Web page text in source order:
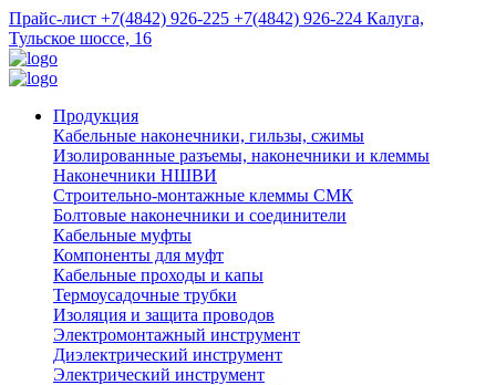
Прайс-лист +7(4842) 926-225 +7(4842) 926-224 Калуга,
Тульское шоссе, 16
Продукция
Кабельные наконечники, гильзы, сжимы
Изолированные разъемы, наконечники и клеммы
Наконечники НШВИ
Строительно-монтажные клеммы СМК
Болтовые наконечники и соединители
Кабельные муфты
Компоненты для муфт
Кабельные проходы и капы
Термоусадочные трубки
Изоляция и защита проводов
Электромонтажный инструмент
Диэлектрический инструмент
Электрический инструмент